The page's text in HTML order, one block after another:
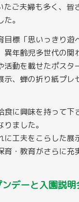
ご夫婦も多く、皆
。
目標「思いっきり遊
異年齢児多世代の関
活動を載せたポスタ
示、蝉の折り紙プレ
食に興味を持って下
ました。
に工夫をこらした展
育・教育がさらに充
デーと入園説